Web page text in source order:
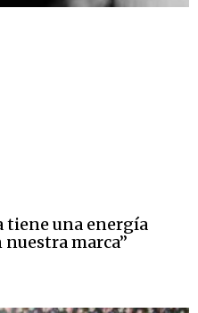
tiene una energía
nuestra marca”